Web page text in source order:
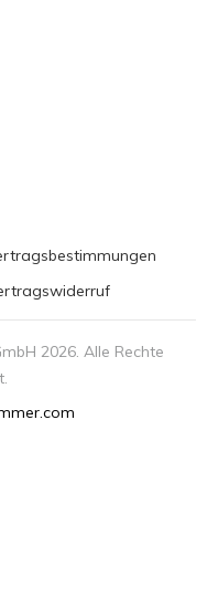
2026. Alle Rechte